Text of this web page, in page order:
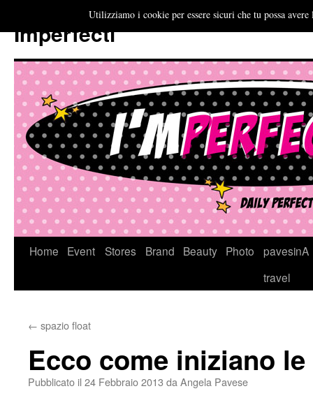
Imperfecti
VaiHome Event Stores Brand Beauty Photo
pavesinA
travel
← spazio float
Ecco come iniziano
Pubblicato il 24 Febbraio 2013 da Angela Pavese
Utilizziamo i cookie per essere sicuri che tu possa